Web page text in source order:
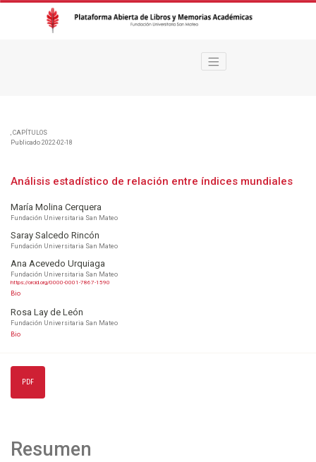
, CAPÍTULOS
Análisis estadístico de relación entre índices mundiales
Publicado 2022-02-18
María Molina Cerquera
Fundación Universitaria San Mateo
Saray Salcedo Rincón
Fundación Universitaria San Mateo
Ana Acevedo Urquiaga
Fundación Universitaria San Mateo
https://orcid.org/0000-0001-7867-1590
Bio
Rosa Lay de León
Fundación Universitaria San Mateo
Bio
PDF
Resumen